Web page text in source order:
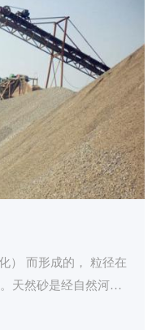
） 而形成的， 粒径在
天然砂是经自然河水